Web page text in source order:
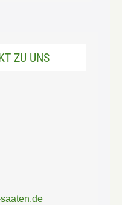
ZU UNS